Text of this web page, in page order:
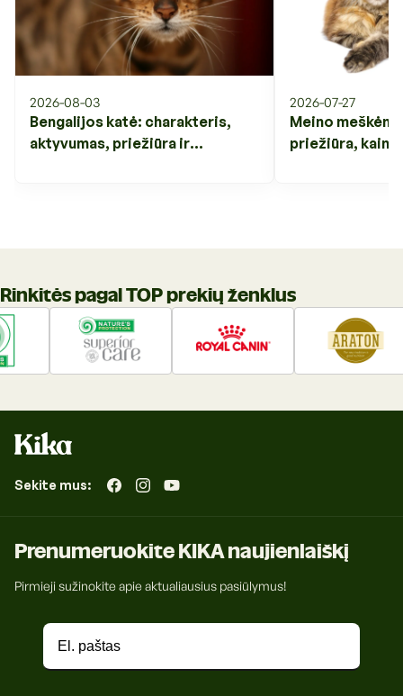
2026-08-03
Bengalijos katė: charakteris,
aktyvumas, priežiūra ir
2026-07-27
Meino
priežiūra, kaina
Rinkitės pagal TOP prekių ženklus
Sekite mus: „Facebook“
„Instagram“
„YouTube“
Prenumeruokite KIKA naujienlaiškį
Pirmieji sužinokite apie aktualiausius pasiūlymus!